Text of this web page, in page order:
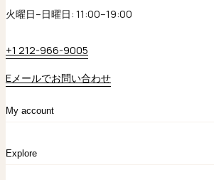
My account
アカウント作成
Explore
火曜日–日曜日: 11:00–19:00
+1 212-966-9005
Eメールでお問い合わせ